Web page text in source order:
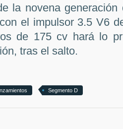
la novena
el impulsor 3.5 V6
de 175 cv hará lo
tras el salto.
Segmento D